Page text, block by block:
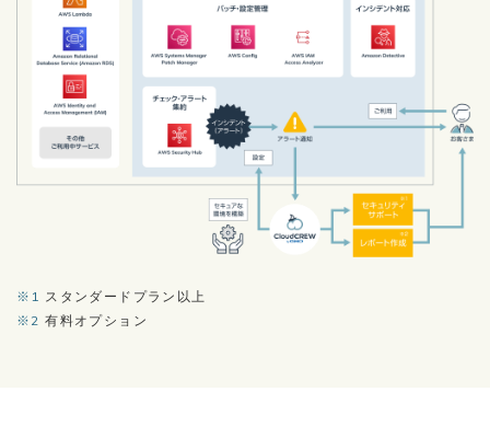
※1
スタンダードプラン以上
※2 有料オプション